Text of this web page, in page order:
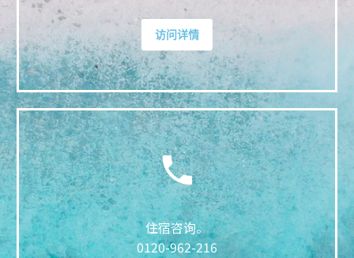
访问详情
住宿咨询。
0120-962-216